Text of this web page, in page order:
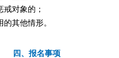
对象的；
其他情形。
四、报名事项